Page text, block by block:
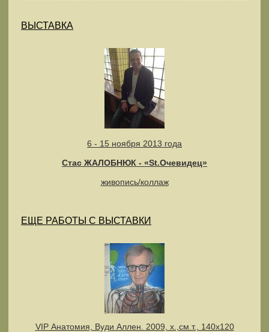
ВЫСТАВКА
6 - 15 ноября 2013 года
Стас ЖАЛОБНЮК - «St.Очевидец»
живопись/коллаж
ЕЩЕ РАБОТЫ С ВЫСТАВКИ
VIP Анатомия, Вуди Аллен. 2009, х.,см.т., 140х120